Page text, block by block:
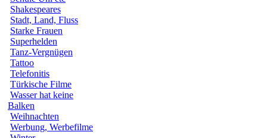
Shakespeares
Stadt, Land, Fluss
Starke Frauen
Superhelden
Tanz-Vergnügen
Tattoo
Telefonitis
Türkische Filme
Wasser hat keine
Balken
Weihnachten
Werbung, Werbefilme